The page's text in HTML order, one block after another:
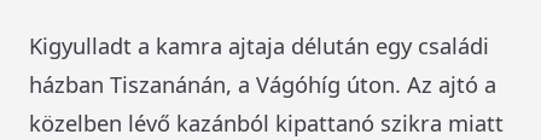
Kigyulladt a kamra ajtaja délután egy családi
házban Tiszanánán, a Vágóhíg úton. Az ajtó a
közelben lévő kazánból kipattanó szikra miatt